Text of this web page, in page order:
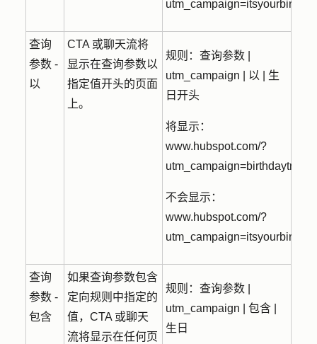
查询
参数 -
以
CTA 或聊天流将
显示在查询参数以
指定值开头的页面
上。
规则： 查询参数 |
utm_campaign | 以 | 生
日开头
将显示：
www.hubspot.com/?
utm_campaign=birthdaytreat
不会显示：
www.hubspot.com/?
查询
参数 -
包含
如果查询参数包含
定向规则中指定的
值，CTA 或聊天
流将显示在任何页
规则： 查询参数 |
utm_campaign | 包含 |
生日